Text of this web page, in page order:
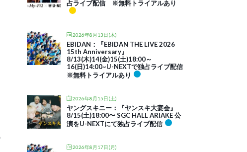
占ライブ配信 ※無料トライアルあり
2026年8月13日(木)
EBiDAN：『EBiDAN THE LIVE 2026
15th Anniversary』
8/13(木)14(金)15(土)18:00～
16(日)14:00~U-NEXTで独占ライブ配信
※無料トライアルあり
2026年8月15日(土)
ヤングスキニー：『ヤンスキ大宴会』
8/15(土)18:00〜 SGC HALL ARIAKE 公
演をU-NEXTにて独占ライブ配信
2026年8月17日(月)